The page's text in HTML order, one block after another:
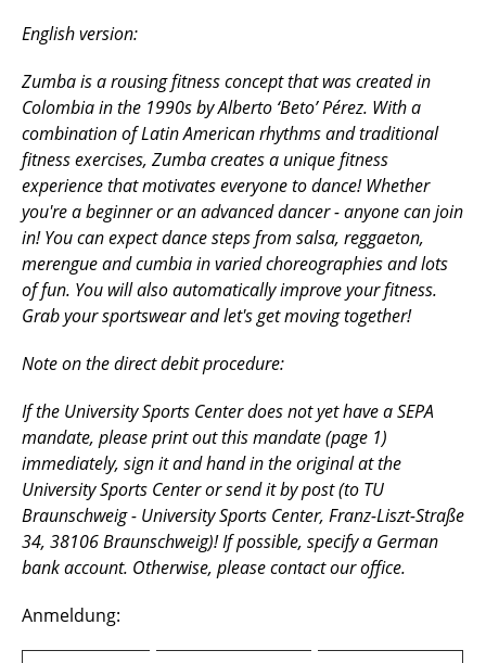
English version:
Zumba is a rousing fitness concept that was created in
Colombia in the 1990s by Alberto ‘Beto’ Pérez. With a
combination of Latin American rhythms and traditional
fitness exercises, Zumba creates a unique fitness
experience that motivates everyone to dance! Whether
you're a beginner or an advanced dancer - anyone can join
in! You can expect dance steps from salsa, reggaeton,
merengue and cumbia in varied choreographies and lots
of fun. You will also automatically improve your fitness.
Grab your sportswear and let's get moving together!
Note on the direct debit procedure:
If the University Sports Center does not yet have a SEPA
mandate, please print out this mandate (page 1)
immediately, sign it and hand in the original at the
University Sports Center or send it by post (to TU
Braunschweig - University Sports Center, Franz-Liszt-Straße
34, 38106 Braunschweig)! If possible, specify a German
bank account. Otherwise, please contact our office.
Anmeldung: